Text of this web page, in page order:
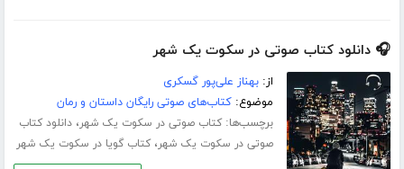
🎧 دانلود کتاب صوتی در سکوت یک شهر
از:بهناز علی‌پور گسکری
موضوع:کتاب‌های صوتی رایگان داستان و رمان
برچسب‌ها:کتاب صوتی در سکوت یک شهر،دانلود کتاب
صوتی در سکوت یک شهر،کتاب گویا در سکوت یک شهر